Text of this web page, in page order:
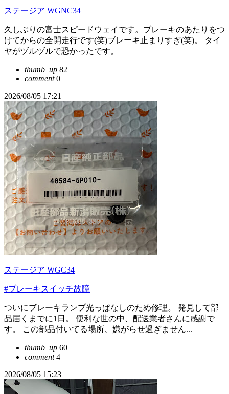
ステージア WGNC34
久しぶりの富士スピードウェイです。ブレーキのあたりをつ
けてからの全開走行です(笑)ブレーキ止まりすぎ(笑)。 タイ
ヤがヅルヅルで恐かったです。
thumb_up 82
comment0
2026/08/05 17:21
ステージア WGC34
#ブレーキスイッチ故障
ついにブレーキランプ光っぱなしのため修理。 発見して部
品届くまでに1日。 便利な世の中、配送業者さんに感謝で
す。 この部品付いてる場所、嫌がらせ過ぎません...
thumb_up 60
comment4
2026/08/05 15:23